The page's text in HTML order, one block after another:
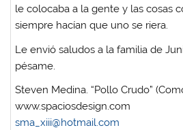
le colocaba a la gente y las cosas
siempre hacían que uno se riera.
Le envió saludos a la familia de
pésame.
Steven Medina. “Pollo Crudo”
www.spaciosdesign.com
sma_xiii@hotmail.com